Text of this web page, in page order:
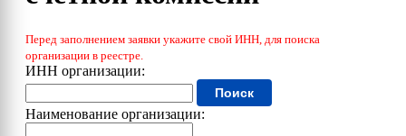
Перед заполнением заявки укажите свой ИНН, для поиска
организации в реестре.
ИНН организации:
Поиск
Наименование организации: